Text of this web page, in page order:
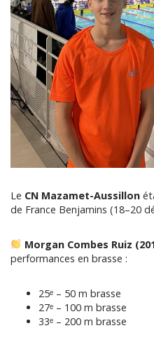
Le CN Mazamet-Aussillon
de France Benjamins (18–20
Morgan Combes Ruiz
performances en brasse :
25ᵉ – 50 m brasse
27ᵉ – 100 m brasse
33ᵉ – 200 m brasse